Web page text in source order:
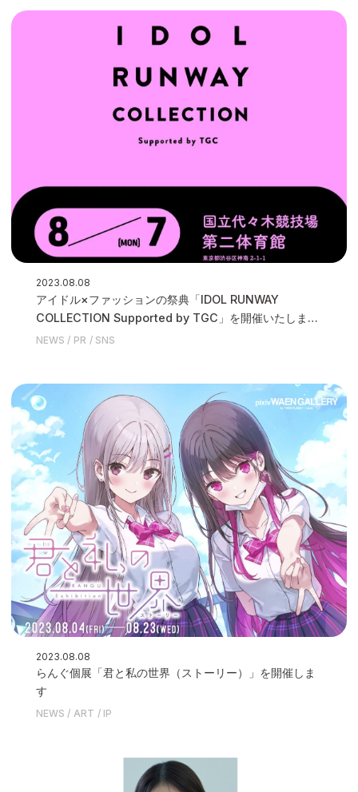
2023.08.08
アイドル×ファッションの祭典「IDOL RUNWAY
COLLECTION Supported by TGC」を開催いたしまし
た
NEWS PR SNS
2023.08.08
らんぐ個展「君と私の世界（ストーリー）」を開催しま
す
NEWS ART IP